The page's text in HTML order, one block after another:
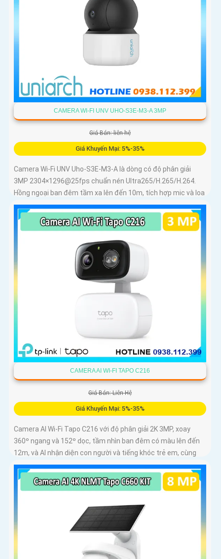
CAMERA WI-FI UNV UHO-S3E-M3-A 3MP
Giá Bán: liên hệ
Giá Khuyến Mại: 5%-35%
Camera Wi-Fi UNV Uho-S3E-M3-A là dòng có độ phân giải
3MP 2304×1296@25fps chuẩn nén Ultra265/H.265/H.264.
Hồng ngoại ban đêm tầm xa lên đến 10m, tích hợp mic và loa
trong phạm vi 3m
CAMERA AI WI-FI TAPO C216
Giá Bán: Liên Hệ
Giá Khuyến Mại: 5%-35%
Camera AI Wi-Fi Tapo C216 với độ phân giải 2K 3MP, xoay
360º ngang và 152º dọc, tầm nhìn ban đêm có màu lên đến
12m, và AI nhận diện con người và tiếng khóc trẻ em, cùng
khả năng theo dõi chuyển động tự động